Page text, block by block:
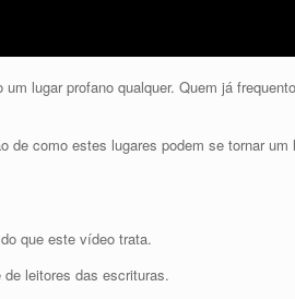
lugar profano qualquer. Quem já
de como estes lugares podem se tornar
que este vídeo trata.
leitores das escrituras.